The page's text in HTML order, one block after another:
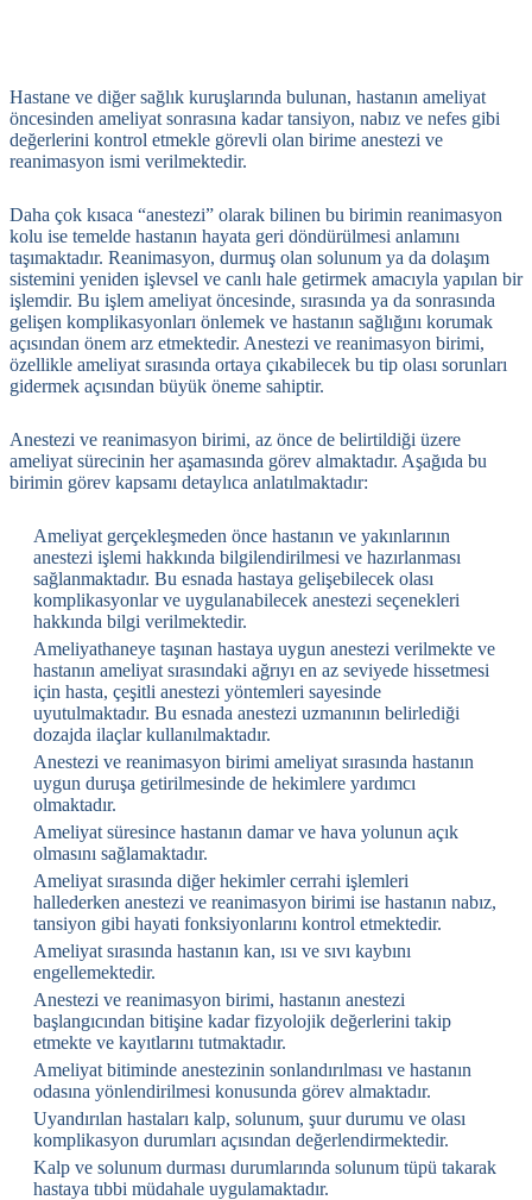
Hastane ve diğer sağlık kuruşlarında bulunan, hastanın ameliyat
öncesinden ameliyat sonrasına kadar tansiyon, nabız ve nefes gibi
değerlerini kontrol etmekle görevli olan birime anestezi ve
reanimasyon ismi verilmektedir.
Daha çok kısaca “anestezi” olarak bilinen bu birimin reanimasyon
kolu ise temelde hastanın hayata geri döndürülmesi anlamını
taşımaktadır. Reanimasyon, durmuş olan solunum ya da dolaşım
sistemini yeniden işlevsel ve canlı hale getirmek amacıyla yapılan bir
işlemdir. Bu işlem ameliyat öncesinde, sırasında ya da sonrasında
gelişen komplikasyonları önlemek ve hastanın sağlığını korumak
açısından önem arz etmektedir. Anestezi ve reanimasyon birimi,
özellikle ameliyat sırasında ortaya çıkabilecek bu tip olası sorunları
gidermek açısından büyük öneme sahiptir.
Anestezi ve reanimasyon birimi, az önce de belirtildiği üzere
ameliyat sürecinin her aşamasında görev almaktadır. Aşağıda bu
birimin görev kapsamı detaylıca anlatılmaktadır:
Ameliyat gerçekleşmeden önce hastanın ve yakınlarının
anestezi işlemi hakkında bilgilendirilmesi ve hazırlanması
sağlanmaktadır. Bu esnada hastaya gelişebilecek olası
komplikasyonlar ve uygulanabilecek anestezi seçenekleri
hakkında bilgi verilmektedir.
Ameliyathaneye taşınan hastaya uygun anestezi verilmekte ve
hastanın ameliyat sırasındaki ağrıyı en az seviyede hissetmesi
için hasta, çeşitli anestezi yöntemleri sayesinde
uyutulmaktadır. Bu esnada anestezi uzmanının belirlediği
dozajda ilaçlar kullanılmaktadır.
Anestezi ve reanimasyon birimi ameliyat sırasında hastanın
uygun duruşa getirilmesinde de hekimlere yardımcı
olmaktadır.
Ameliyat süresince hastanın damar ve hava yolunun açık
olmasını sağlamaktadır.
Ameliyat sırasında diğer hekimler cerrahi işlemleri
hallederken anestezi ve reanimasyon birimi ise hastanın nabız,
tansiyon gibi hayati fonksiyonlarını kontrol etmektedir.
Ameliyat sırasında hastanın kan, ısı ve sıvı kaybını
engellemektedir.
Anestezi ve reanimasyon birimi, hastanın anestezi
başlangıcından bitişine kadar fizyolojik değerlerini takip
etmekte ve kayıtlarını tutmaktadır.
Ameliyat bitiminde anestezinin sonlandırılması ve hastanın
odasına yönlendirilmesi konusunda görev almaktadır.
Uyandırılan hastaları kalp, solunum, şuur durumu ve olası
komplikasyon durumları açısından değerlendirmektedir.
Kalp ve solunum durması durumlarında solunum tüpü takarak
hastaya tıbbi müdahale uygulamaktadır.